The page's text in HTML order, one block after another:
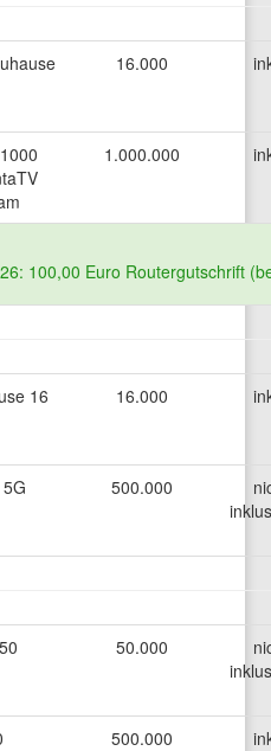
16.000
1.000.000
100,00 Euro Routergutschrift
16
16.000
500.000
50.000
500.000